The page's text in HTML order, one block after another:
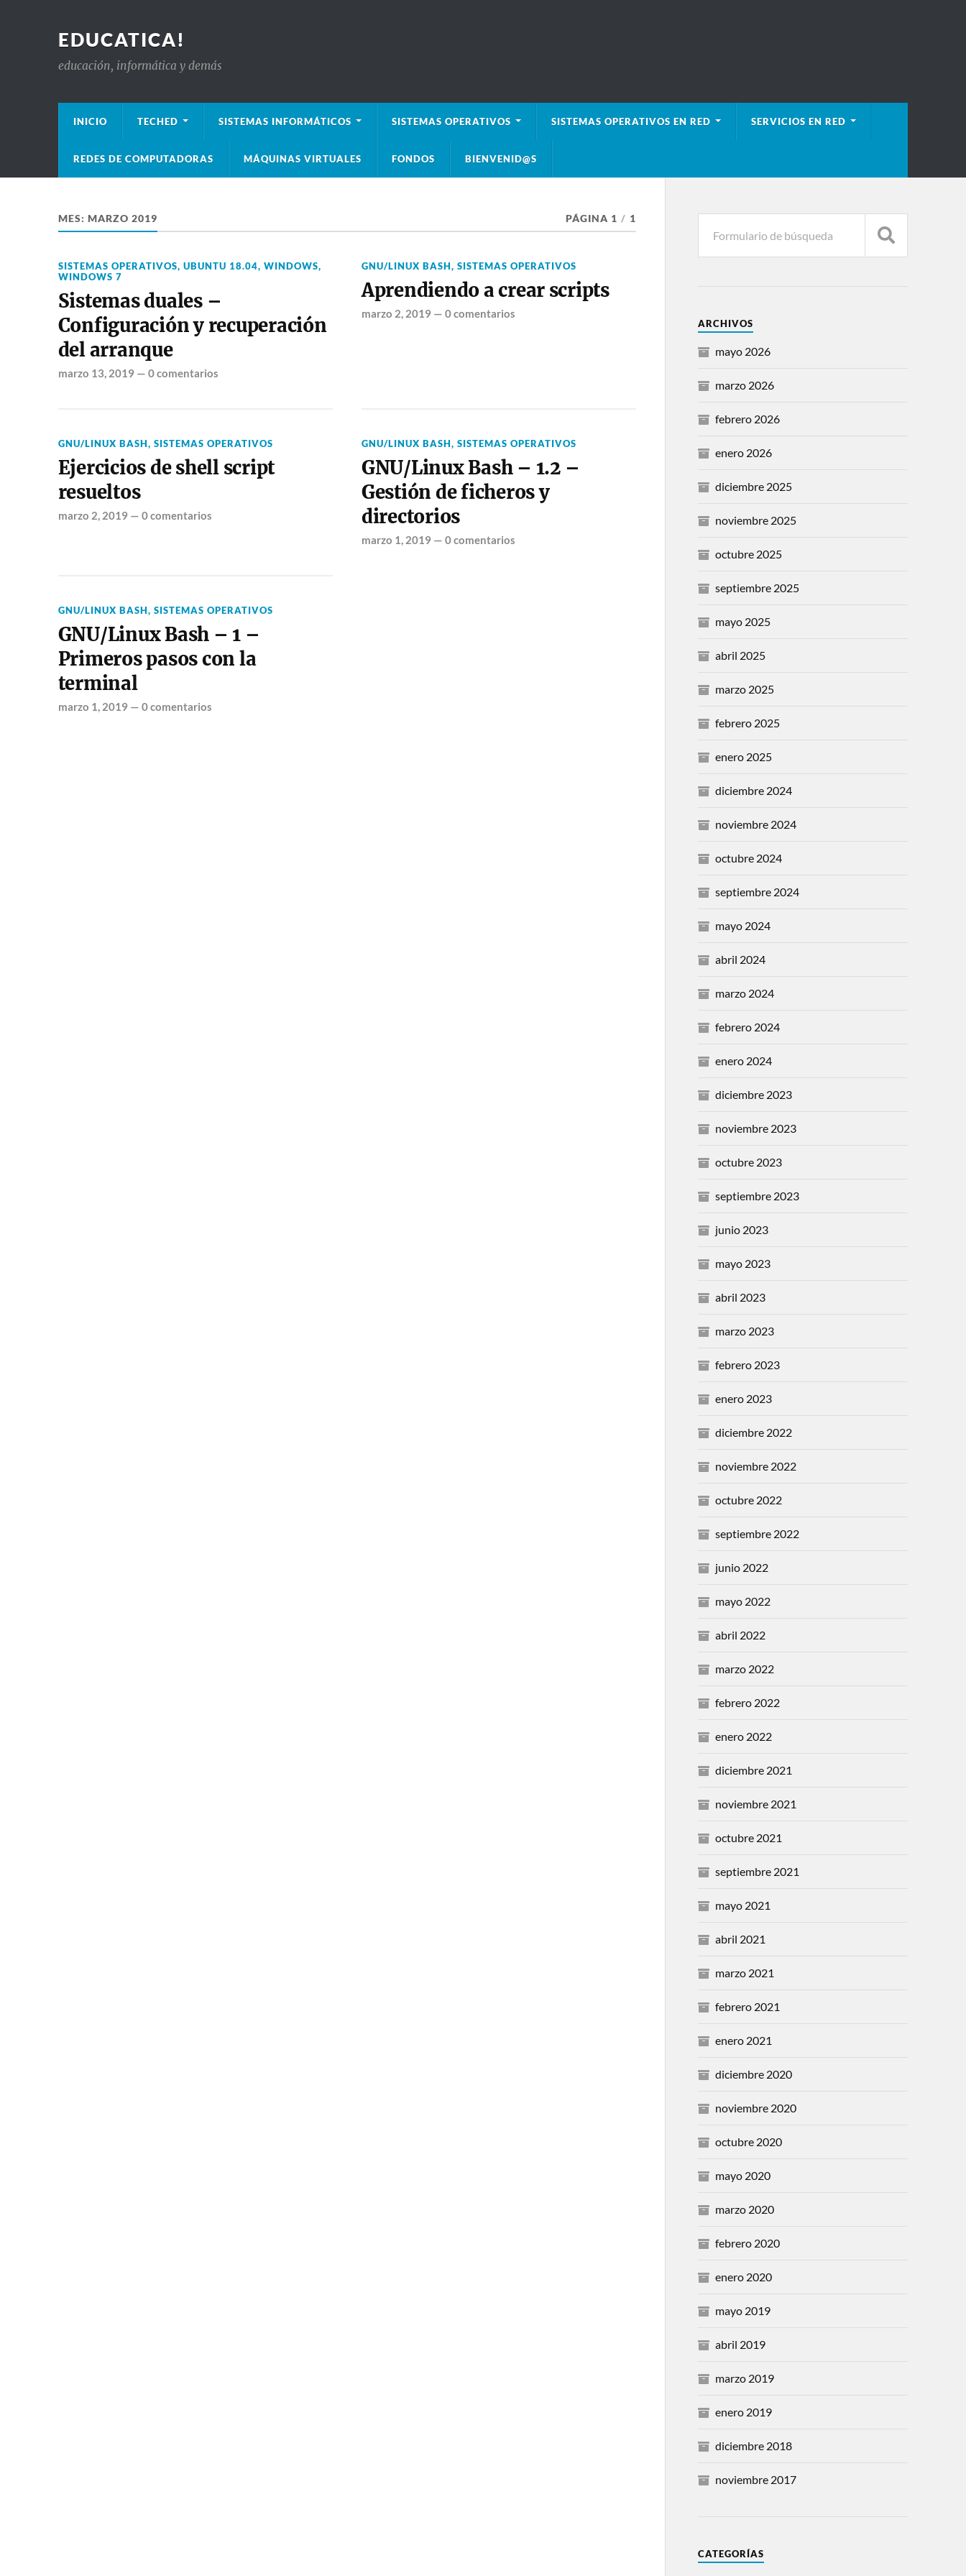
EDUCATICA!
educación, informática y demás
INICIO TECHED SISTEMAS INFORMÁTICOS SISTEMAS OPERATIVOS SISTEMAS OPERATIVOS EN RED SERVICIOS EN RED
REDES DE COMPUTADORAS MÁQUINAS VIRTUALES FONDOS BIENVENID@S
MES: MARZO 2019 PÁGINA 1 / 1
SISTEMAS OPERATIVOS, UBUNTU 18.04, WINDOWS,
WINDOWS 7
Sistemas duales –
Configuración y recuperación
del arranque
marzo 13, 2019— 0 comentarios
GNU/LINUX BASH, SISTEMAS OPERATIVOS
Aprendiendo a crear scripts
marzo 2, 2019— 0 comentarios
GNU/LINUX BASH, SISTEMAS OPERATIVOS
Ejercicios de shell script
resueltos
marzo 2, 2019— 0 comentarios
GNU/LINUX BASH, SISTEMAS OPERATIVOS
GNU/Linux Bash – 1.2 –
Gestión de ficheros y
directorios
marzo 1, 2019— 0 comentarios
GNU/LINUX BASH, SISTEMAS OPERATIVOS
GNU/Linux Bash – 1 –
Primeros pasos con la
terminal
marzo 1, 2019— 0 comentarios
ARCHIVOS
mayo 2026
marzo 2026
febrero 2026
enero 2026
diciembre 2025
noviembre 2025
octubre 2025
septiembre 2025
mayo 2025
abril 2025
marzo 2025
febrero 2025
enero 2025
diciembre 2024
noviembre 2024
octubre 2024
septiembre 2024
mayo 2024
abril 2024
marzo 2024
febrero 2024
enero 2024
diciembre 2023
noviembre 2023
octubre 2023
septiembre 2023
junio 2023
mayo 2023
abril 2023
marzo 2023
febrero 2023
enero 2023
diciembre 2022
noviembre 2022
octubre 2022
septiembre 2022
junio 2022
mayo 2022
abril 2022
marzo 2022
febrero 2022
enero 2022
diciembre 2021
noviembre 2021
octubre 2021
septiembre 2021
mayo 2021
abril 2021
marzo 2021
febrero 2021
enero 2021
diciembre 2020
noviembre 2020
octubre 2020
mayo 2020
marzo 2020
febrero 2020
enero 2020
mayo 2019
abril 2019
marzo 2019
enero 2019
diciembre 2018
noviembre 2017
CATEGORÍAS